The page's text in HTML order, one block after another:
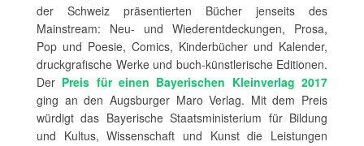
der Schweiz präsentierten Bücher jenseits des
Mainstream: Neu- und Wiederentdeckungen, Prosa,
Pop und Poesie, Comics, Kinderbücher und Kalender,
druckgrafische Werke und buch-künstlerische Editionen.
Der Preis für einen Bayerischen Kleinverlag 2017
ging an den Augsburger Maro Verlag. Mit dem Preis
würdigt das Bayerische Staatsministerium für Bildung
und Kultus, Wissenschaft und Kunst die Leistungen